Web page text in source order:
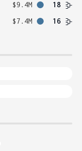
$9.4M
18
$7.4M 16